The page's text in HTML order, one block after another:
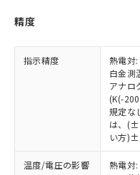
精度
指示精度
熱電
白金
アナ
(K(-
規定
は、
い方
温度/電圧の影響
熱電
の共同利用
用者の範
指します。
51物質の非含有
※本証明書は発
るもので、過去
ものではありま
また、RoHS指
物質の対応では
荷製品に未対応
欄に対応日を記
既に当社にて対